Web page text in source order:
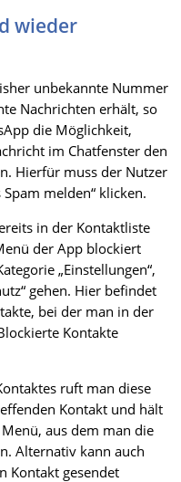
wieder
unbekannte Nummer
Nachrichten erhält, so
die Möglichkeit,
im Chatfenster den
Hierfür muss der Nutzer
melden“ klicken.
in der Kontaktliste
der App blockiert
„Einstellungen“,
gehen. Hier befindet
bei der man in der
Kontakte
ruft man diese
Kontakt und hält
aus dem man die
Alternativ kann auch
Kontakt gesendet